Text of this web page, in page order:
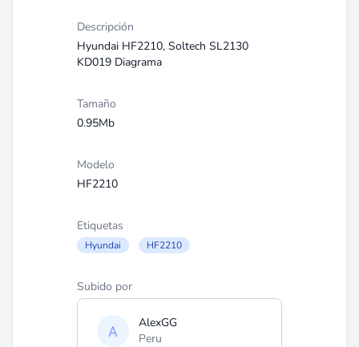
Descripción
Hyundai HF2210, Soltech SL2130
KD019 Diagrama
Tamaño
0.95Mb
Modelo
HF2210
Etiquetas
Hyundai HF2210
Subido por
AlexGG
Peru